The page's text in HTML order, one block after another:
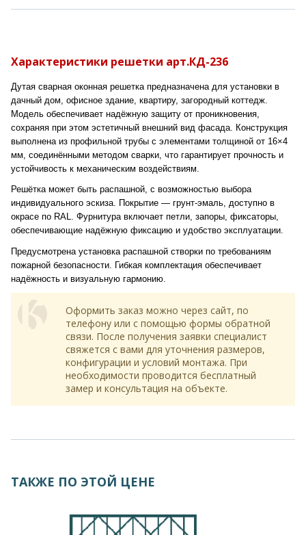
Характеристики решетки арт.КД-236
Дутая сварная оконная решетка предназначена для установки в
дачный дом, офисное здание, квартиру, загородный коттедж.
Модель обеспечивает надёжную защиту от проникновения,
сохраняя при этом эстетичный внешний вид фасада. Конструкция
выполнена из профильной трубы с элементами толщиной от 16×4
мм, соединёнными методом сварки, что гарантирует прочность и
устойчивость к механическим воздействиям.
Решётка может быть распашной, с возможностью выбора
индивидуального эскиза. Покрытие — грунт-эмаль, доступно в
окрасе по RAL. Фурнитура включает петли, запоры, фиксаторы,
обеспечивающие надёжную фиксацию и удобство эксплуатации.
Предусмотрена установка распашной створки по требованиям
пожарной безопасности. Гибкая комплектация обеспечивает
надёжность и визуальную гармонию.
Оформить заказ можно через сайт, по
телефону или с помощью формы обратной
связи. После получения заявки специалист
свяжется с вами для уточнения размеров,
конфигурации и условий монтажа. При
необходимости проводится бесплатный
замер и консультация на объекте.
ТАКЖЕ ПО ЭТОЙ ЦЕНЕ